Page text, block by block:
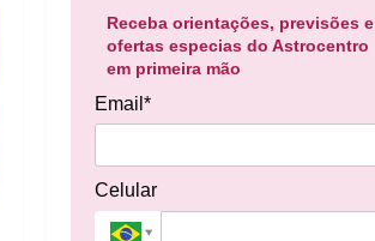
Receba orientações, previsões e
ofertas especias do Astrocentro
em primeira mão
Email*
Celular